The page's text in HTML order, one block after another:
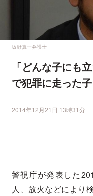
坂野真一弁護士
「どんな子にも
で犯罪に走った
2014年12月21日 13時31分
警視庁が発表した
人、放火などにより